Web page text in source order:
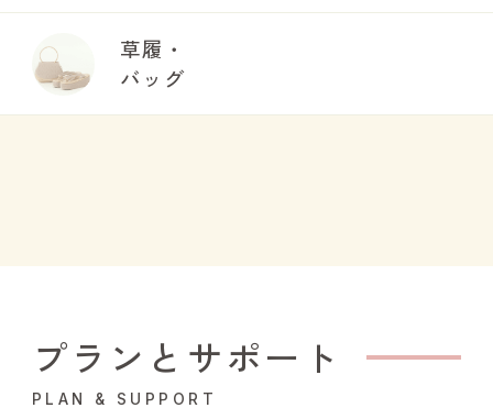
草履・
バッグ
プランとサポート
PLAN & SUPPORT